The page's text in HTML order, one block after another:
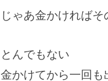
じゃあ金かければ
とんでもない
金かけてから一回も